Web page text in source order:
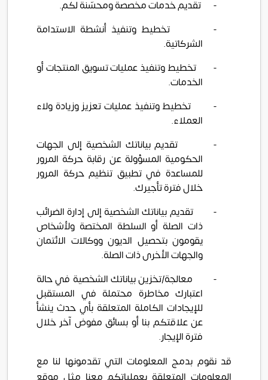
-
تقديم خدمات مخصصة ومحسّنة لكم.
-
تخطيط وتنفيذ أنشطة الاستدامة
الشركاتية.
-
تخطيط وتنفيذ عمليات تسويق المنتجات أو
الخدمات.
-
تخطيط وتنفيذ عمليات تعزيز وزيادة ولاء
العملاء.
-
تقديم بياناتك الشخصية إلى الجهات
الحكومية المسؤولة عن رقابة حركة المرور
للمساعدة في تطبيق تنظيم حركة المرور
خلال فترة تأجيرك.
-
تقديم بياناتك الشخصية إلى إدارة الضرائب
ذات الصلة أو السلطة المختصة ولأشخاص
يقومون بتحصيل الديون ووكالات الائتمان
والجهات الأخرى ذات الصلة.
-
معالجة/تخزين بياناتك الشخصية في حالة
اعتبارك مخاطرة محتملة في المستقبل
للإيجادات الكاملة المتعلقة بأي حدث ينشأ
عن علاقتكم بنا أو بسائق مفوض آخر خلال
فترة الإيجار.
قد نقوم بدمج المعلومات التي تقدمونها لنا مع